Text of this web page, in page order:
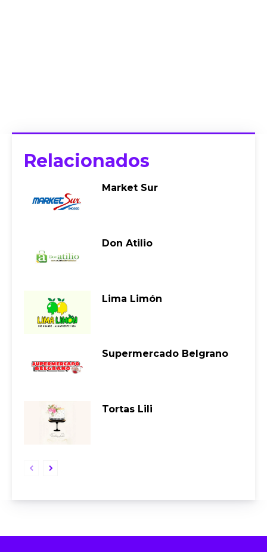
Relacionados
Market Sur
Don Atilio
Lima Limón
Supermercado Belgrano
Tortas Lili